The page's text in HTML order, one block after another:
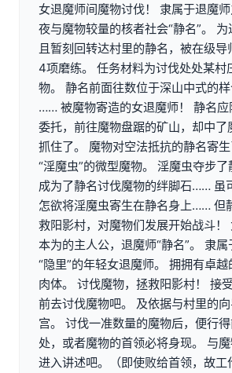
女退魔师间魔物讨伐！ 隶属于退魔师
夜与魔物较量的核者社会“静名”。
且暂刻回转达村里的静名，被在级导
4项磨练。 任务材料为讨伐处处某村
物。 静名前面往数位于深山中式的样
…… 被魔物寄造的女退魔师！ 静名应
委托，前往魔物盘踞的矿山，却中了
抓住了。 魔物对空法抵抗的静名寄
“淫魔虫”的微型魔物。 淫魔虫夺步
成为了静名讨伐魔物的绊脚石…… 虽
怎欲将淫魔虫寄生在静名身上…… 但
救阳影村，对魔物们发展开始战斗！
本为的主人公，退魔师“静名”。 隶
“隐里”的年轻女退魔师。 拥拥有卓
肉体。 讨伐魔物，拯救阳影村！ 接
前去讨伐魔物吧。 及依据与村里的
宫。 讨伐一准数量的魔物后，便行
处，或者魔物的首领必将身现。 与
进入讲述吧。（即使败给首领，故工